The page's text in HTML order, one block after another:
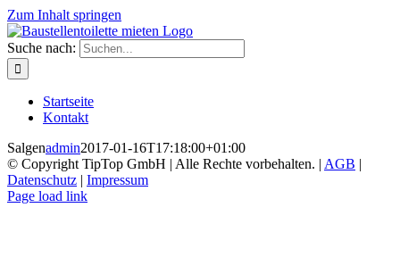
Zum Inhalt springen
Suche nach:
Startseite
Kontakt
Salgenadmin2017-01-16T17:18:00+01:00
© Copyright TipTop GmbH | Alle Rechte vorbehalten. | AGB |
Datenschutz | Impressum
Page load link